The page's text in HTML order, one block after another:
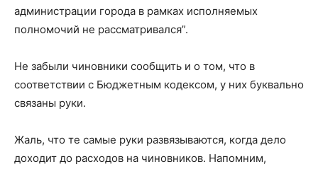
администрации города в рамках исполняемых
полномочий не рассматривался”.
Не забыли чиновники сообщить и о том, что в
соответствии с Бюджетным кодексом, у них буквально
связаны руки.
Жаль, что те самые руки развязываются, когда дело
доходит до расходов на чиновников. Напомним,